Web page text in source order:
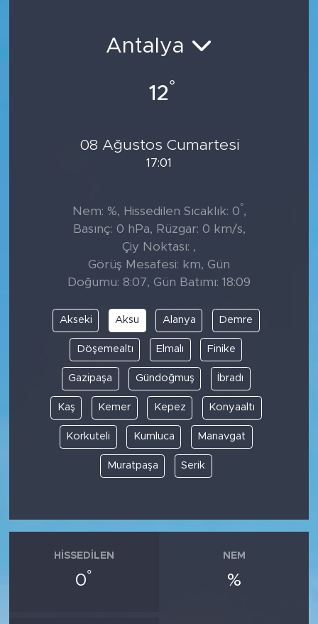
Antalya
12°
08 Ağustos Cumartesi
17:01
Nem: %, Hissedilen Sıcaklık: 0°,
Basınç: 0 hPa, Rüzgar: 0 km/s,
Çiy Noktası: ,
Görüş Mesafesi: km, Gün
Doğumu: 8:07, Gün Batımı: 18:09
Akseki Aksu Alanya Demre
Döşemealtı Elmalı Finike
Gazipaşa Gündoğmuş İbradı
Kaş Kemer Kepez Konyaaltı
Korkuteli Kumluca Manavgat
Muratpaşa Serik
HISSEDILEN
0°
NEM
%